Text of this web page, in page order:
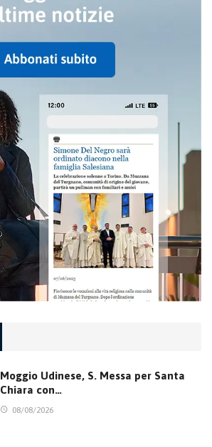
Moggio Udinese, S. Messa per Santa
Chiara con…
08/08/2026